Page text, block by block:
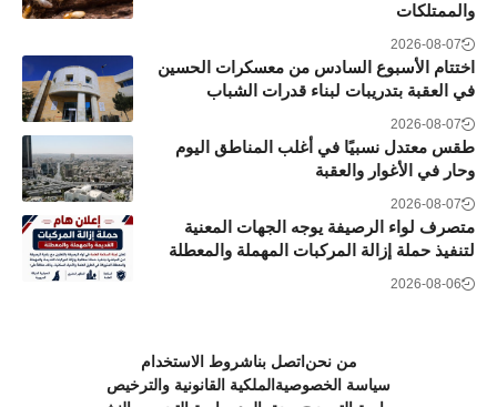
والممتلكات
2026-08-07
اختتام الأسبوع السادس من معسكرات الحسين
في العقبة بتدريبات لبناء قدرات الشباب
2026-08-07
طقس معتدل نسبيًا في أغلب المناطق اليوم
وحار في الأغوار والعقبة
2026-08-07
متصرف لواء الرصيفة يوجه الجهات المعنية
لتنفيذ حملة إزالة المركبات المهملة والمعطلة
2026-08-06
من نحن اتصل بناشروط الاستخدام
سياسة الخصوصية الملكية القانونية والترخيص